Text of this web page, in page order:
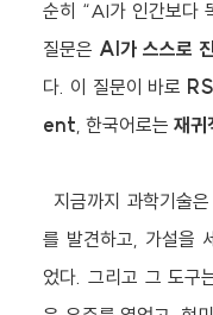
순히 “AI가 인간보다
질문은 AI가 스스로
다. 이 질문이 바로 RSI
ent, 한국어로는 재귀
지금까지 과학기술
를 발견하고, 가설을
었다. 그리고 그 도구